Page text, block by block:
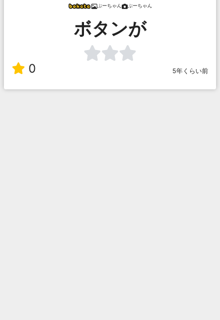
ぷーちゃん ぷーちゃん
ボタンが
0 5年くらい前